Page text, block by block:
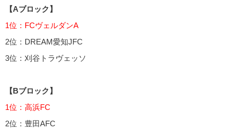
【Aブロック】
1位：FCヴェルダンA
2位：DREAM愛知JFC
3位：刈谷トラヴェッソ
【Bブロック】
1位：高浜FC
2位：豊田AFC